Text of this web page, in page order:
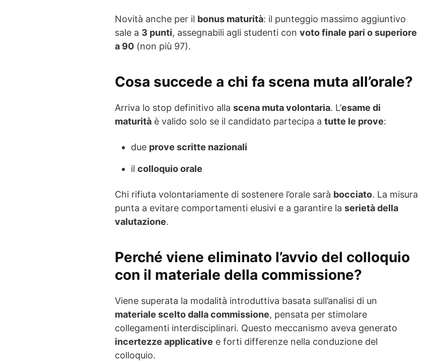
Novità anche per il bonus maturità: il punteggio massimo aggiuntivo
sale a 3 punti, assegnabili agli studenti con voto finale pari o superiore
a 90 (non più 97).
Cosa succede a chi fa scena muta all’orale?
Arriva lo stop definitivo alla scena muta volontaria. L’esame di
maturità è valido solo se il candidato partecipa a tutte le prove:
due prove scritte nazionali
il colloquio orale
Chi rifiuta volontariamente di sostenere l’orale sarà bocciato. La misura
punta a evitare comportamenti elusivi e a garantire la serietà della
valutazione.
Perché viene eliminato l’avvio del colloquio
con il materiale della commissione?
Viene superata la modalità introduttiva basata sull’analisi di un
materiale scelto dalla commissione, pensata per stimolare
collegamenti interdisciplinari. Questo meccanismo aveva generato
incertezze applicative e forti differenze nella conduzione del
colloquio.